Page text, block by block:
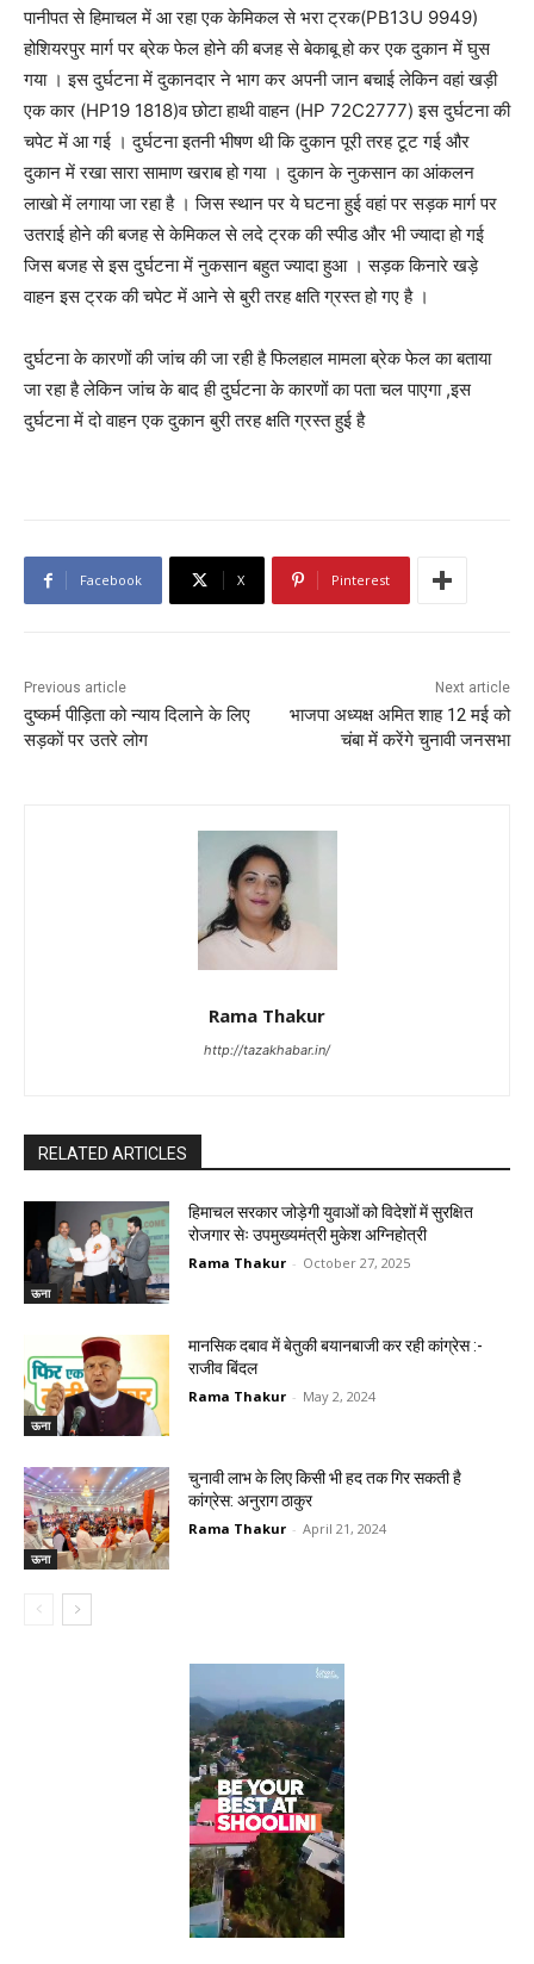
पानीपत से हिमाचल में आ रहा एक केमिकल से भरा ट्रक(PB13U 9949)
होशियरपुर मार्ग पर ब्रेक फेल होने की बजह से बेकाबू हो कर एक दुकान में घुस
गया । इस दुर्घटना में दुकानदार ने भाग कर अपनी जान बचाई लेकिन वहां खड़ी
एक कार (HP19 1818)व छोटा हाथी वाहन (HP 72C2777) इस दुर्घटना की
चपेट में आ गई । दुर्घटना इतनी भीषण थी कि दुकान पूरी तरह टूट गई और
दुकान में रखा सारा सामाण खराब हो गया । दुकान के नुकसान का आंकलन
लाखो में लगाया जा रहा है । जिस स्थान पर ये घटना हुई वहां पर सड़क मार्ग पर
उतराई होने की बजह से केमिकल से लदे ट्रक की स्पीड और भी ज्यादा हो गई
जिस बजह से इस दुर्घटना में नुकसान बहुत ज्यादा हुआ । सड़क किनारे खड़े
वाहन इस ट्रक की चपेट में आने से बुरी तरह क्षति ग्रस्त हो गए है ।
दुर्घटना के कारणों की जांच की जा रही है फिलहाल मामला ब्रेक फेल का बताया
जा रहा है लेकिन जांच के बाद ही दुर्घटना के कारणों का पता चल पाएगा ,इस
दुर्घटना में दो वाहन एक दुकान बुरी तरह क्षति ग्रस्त हुई है
Facebook X Pinterest
Previous article
दुष्कर्म पीड़िता को न्याय दिलाने के लिए
सड़कों पर उतरे लोग
Next article
भाजपा अध्यक्ष अमित शाह 12 मई को
चंबा में करेंगे चुनावी जनसभा
Rama Thakur
http://tazakhabar.in/
RELATED ARTICLES
ऊना
हिमाचल सरकार जोड़ेगी युवाओं को विदेशों में सुरक्षित
रोजगार सेः उपमुख्यमंत्री मुकेश अग्निहोत्री
Rama Thakur - October 27, 2025
ऊना
मानसिक दबाव में बेतुकी बयानबाजी कर रही कांग्रेस :-
राजीव बिंदल
Rama Thakur - May 2, 2024
ऊना
चुनावी लाभ के लिए किसी भी हद तक गिर सकती है
कांग्रेस: अनुराग ठाकुर
Rama Thakur - April 21, 2024